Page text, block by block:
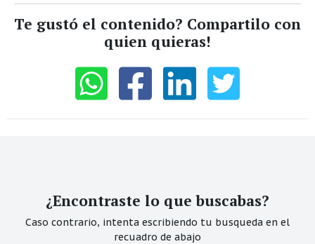
Te gustó el contenido? Compartilo con
quien quieras!
¿Encontraste lo que buscabas?
Caso contrario, intenta escribiendo tu busqueda en el
recuadro de abajo